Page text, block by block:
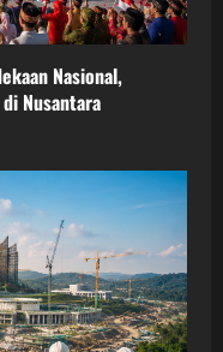
Nasional,
Nusantara